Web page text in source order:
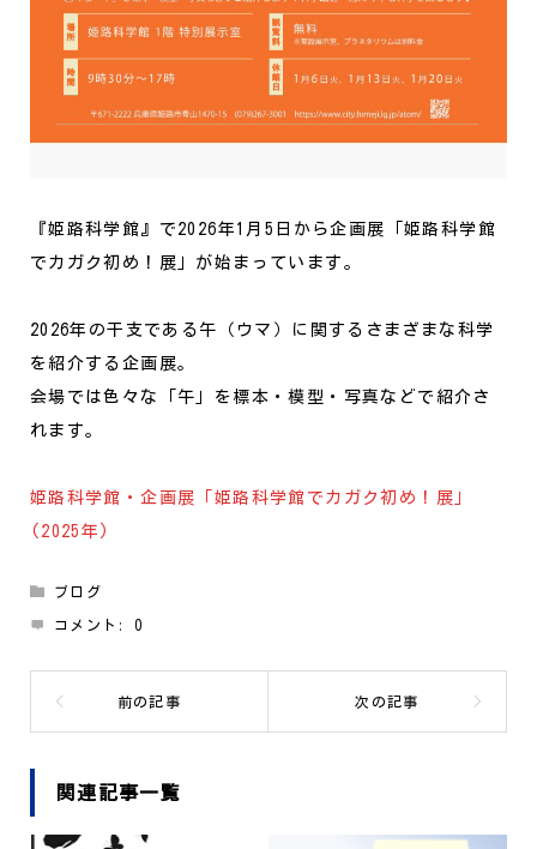
『姫路科学館』で2026年1月5日から企画展「姫路科学館
でカガク初め！展」が始まっています。
2026年の干支である午（ウマ）に関するさまざまな科学
を紹介する企画展。
会場では色々な「午」を標本・模型・写真などで紹介さ
れます。
姫路科学館・企画展「姫路科学館でカガク初め！展」
(2025年)
ブログ
コメント:0
関連記事一覧